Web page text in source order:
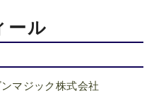
ール
マジック株式会社